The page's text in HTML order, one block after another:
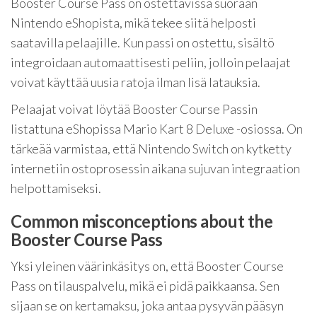
Nintendo eShopista, mikä tekee siitä helposti
saatavilla pelaajille. Kun passi on ostettu, sisältö
integroidaan automaattisesti peliin, jolloin pelaajat
voivat käyttää uusia ratoja ilman lisä latauksia.
Pelaajat voivat löytää Booster Course Passin
listattuna eShopissa Mario Kart 8 Deluxe -osiossa. On
tärkeää varmistaa, että Nintendo Switch on kytketty
internetiin ostoprosessin aikana sujuvan integraation
helpottamiseksi.
Common misconceptions about the
Booster Course Pass
Yksi yleinen väärinkäsitys on, että Booster Course
Pass on tilauspalvelu, mikä ei pidä paikkaansa. Sen
sijaan se on kertamaksu, joka antaa pysyvän pääsyn